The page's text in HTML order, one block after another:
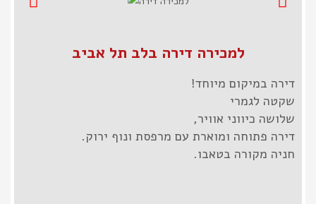
למכירה דירה בלב תל אביב
דירה במיקום מיוחד!
שקטה לגמרי
שלושה כיווני אוויר,
דירה פתוחה ומוארת עם מרפסת ונוף ירוק.
חניה מקורה בטאבו.